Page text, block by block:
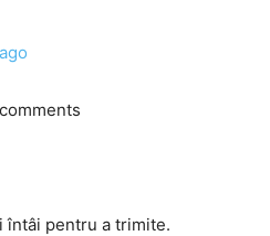
întâi pentru a trimite.